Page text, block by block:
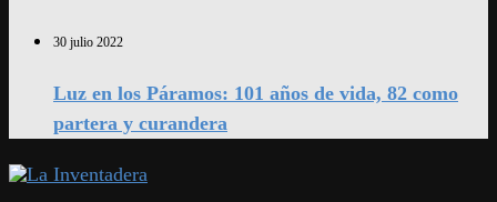
30 julio 2022
Luz en los Páramos: 101 años de vida, 82 como
partera y curandera